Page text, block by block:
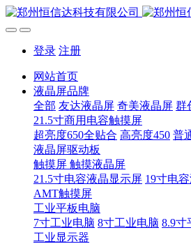
登录 注册
网站首页
液晶屏品牌
全部 友达液晶屏 奇美液晶屏 群
21.5寸商用电容触摸屏
超亮度650全贴合 高亮度450 普
液晶屏驱动板
触摸屏 触摸液晶屏
21.5寸电容液晶显示屏 19寸电
AMT触摸屏
工业平板电脑
7寸工业电脑 8寸工业电脑 8.9寸
工业显示器